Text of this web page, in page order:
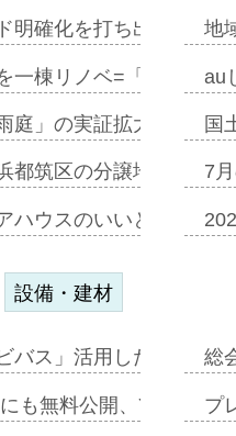
明確化を打ち出す=年
一棟リノベ=「職住遊」
庭」の実証拡大へ=ガー
都筑区の分譲地開発で
ハウスのいいとこどり
地
au
国
7
設備・建材
バス」活用した新入浴
も無料公開、YKKAPと
総
プ